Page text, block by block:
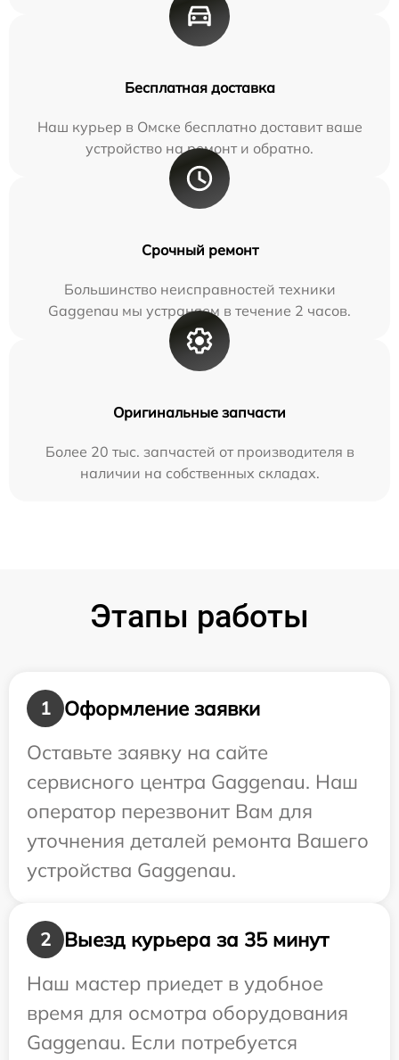
Бесплатная доставка
Наш курьер в Омске бесплатно доставит ваше
устройство на ремонт и обратно.
Срочный ремонт
Большинство неисправностей техники
Gaggenau мы устраняем в течение 2 часов.
Оригинальные запчасти
Более 20 тыс. запчастей от производителя в
наличии на собственных складах.
Этапы работы
1
Оформление заявки
Оставьте заявку на сайте
сервисного центра Gaggenau. Наш
оператор перезвонит Вам для
уточнения деталей ремонта Вашего
устройства Gaggenau.
2
Выезд курьера за 35 минут
Наш мастер приедет в удобное
время для осмотра оборудования
Gaggenau. Если потребуется